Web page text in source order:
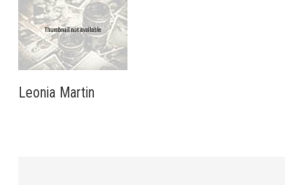
Leonia Martin